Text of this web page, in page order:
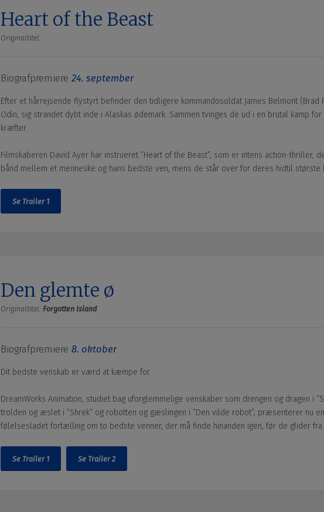
Heart of the Beast
Originaltitel:
Biografpremiere 24. september
Efter et hårrejsende flystyrt befinder den tidligere kommandosoldat James Belmont (Brad
Odin, sig strandet dybt inde i Alaskas ødemark. Sammen tvinges de ud i en brutal kamp
kræfter.
Filmskaberen David Ayer har instrueret ”Heart of the Beast”, som er intens action-thriller,
bånd mellem et menneske og hans bedste ven, mens de står over for deres hidtil største
Se Trailer 1
Den glemte ø
Originaltitel: Forgotten Island
Biografpremiere 8. oktober
Dit bedste venskab er værd at kæmpe for.
DreamWorks Animation, studiet bag uforglemmelige venskaber som drengen og dragen i
trolden og æslet i ”Shrek” og robotten og gæslingen i ”Den vilde robot”, præsenterer nu
følelsesladet fortælling om to bedste venner, der må finde hinanden igen, før de glider fra
Se Trailer 1 Se Trailer 2